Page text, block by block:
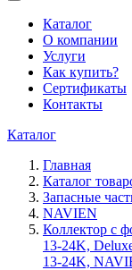
Каталог
О компании
Услуги
Как купить?
Сертификаты
Контакты
Каталог
Главная
Каталог
Запасные
NAVIEN
Коллектор с
13-24K,
13-24K,